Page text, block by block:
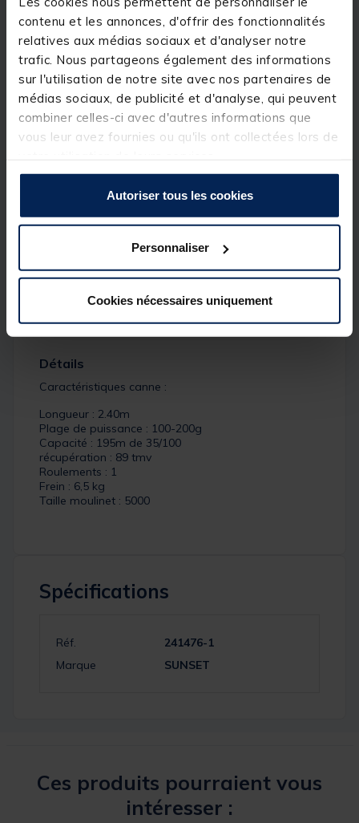
contenu et les annonces, d'offrir des fonctionnalités
relatives aux médias sociaux et d'analyser notre
trafic. Nous partageons également des informations
sur l'utilisation de notre site avec nos partenaires de
médias sociaux, de publicité et d'analyse, qui peuvent
combiner celles-ci avec d'autres informations que
vous leur avez fournies ou qu'ils ont collectées lors de
Autoriser tous les cookies
Personnaliser
Cookies nécessaires uniquement
galet surdimensionné pour une récupération fluide
du fil. Sa bobine ABS et son corps en carbone lui
confèrent légèreté et robustesse, tandis que la
manivelle ambidextre offre une grande polyvalence
d'utilisation. Ce moulinet est livré avec du fil, prêt à
être utilisé immédiatement.
Optez pour les ensembles spéciaux pêche en bateau
• Canne en fibre de verre
• Moulinet livré avec du fil
• Idéal pour les pêches fortes
Détails
Caractéristiques canne :
Longueur : 2.40m
Plage de puissance : 100-200g
Capacité : 195m de 35/100
récupération : 89 tmv
Roulements : 1
Frein : 6,5 kg
Taille moulinet : 5000
Spécifications
Réf.
241476-1
Marque
SUNSET
Ces produits pourraient vous
intéresser :